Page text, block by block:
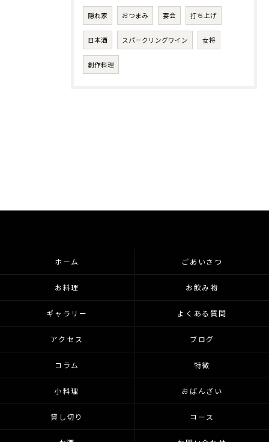
隠れ家 おつまみ 宴会 打ち上げ
日本酒 スパークリングワイン 女将
創作料理
ホーム ごあいさつ
お料理 お飲み物
ギャラリー よくある質問
アクセス ブログ
コラム 特徴
小料理 おばんざい
貸し切り コース